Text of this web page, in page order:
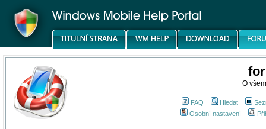
O
FAQ Hledat
Osobní nastavení